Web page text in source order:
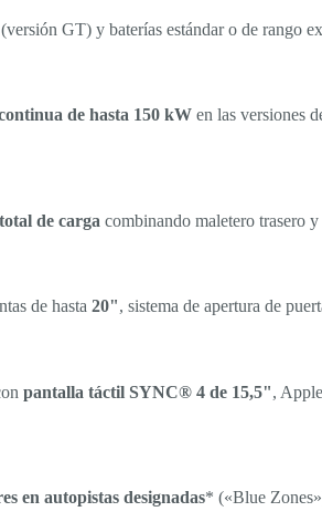
(versión GT) y baterías estándar o de rango
de hasta 150 kW en las versiones
de carga combinando maletero trasero
de hasta 20", sistema de apertura de
pantalla táctil SYNC® 4 de 15,5",
en autopistas designadas* («Blue